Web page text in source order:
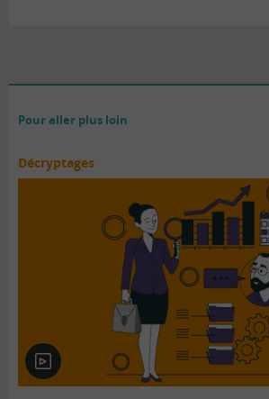
Pour aller plus loin
Décryptages
En
vidéo